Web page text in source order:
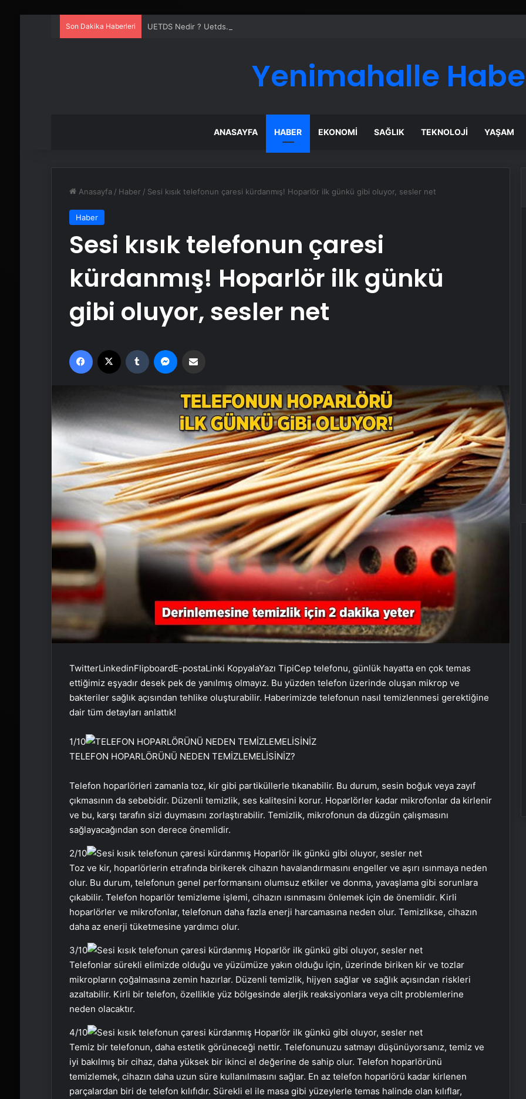
Son Dakika Haberleri UETDS Nedir ? Uetds.com İle Akıllı Dijital Taşımacılık Yazılımı
Yenimahalle
ANASAYFA HABER EKONOMI SAĞLIK TEKNOLOJI YAŞAM
Anasayfa / Haber / Sesi kısık telefonun çaresi kürdanmış! Hoparlör ilk günkü gibi oluyor, sesler net
Haber
Sesi kısık telefonun çaresi
kürdanmış! Hoparlör ilk günkü
gibi oluyor, sesler net
Facebook Tumblr
TwitterLinkedinFlipboardE-postaLinki KopyalaYazı TipiCep telefonu, günlük hayatta en çok temas
ettiğimiz eşyadır desek pek de yanılmış olmayız. Bu yüzden telefon üzerinde oluşan mikrop ve
bakteriler sağlık açısından tehlike oluşturabilir. Haberimizde telefonun nasıl temizlenmesi gerektiğine
dair tüm detayları anlattık!
1/10
TELEFON HOPARLÖRÜNÜ NEDEN TEMİZLEMELİSİNİZ?
Telefon hoparlörleri zamanla toz, kir gibi partiküllerle tıkanabilir. Bu durum, sesin boğuk veya zayıf
çıkmasının da sebebidir. Düzenli temizlik, ses kalitesini korur. Hoparlörler kadar mikrofonlar da kirlenir
ve bu, karşı tarafın sizi duymasını zorlaştırabilir. Temizlik, mikrofonun da düzgün çalışmasını
sağlayacağından son derece önemlidir.
2/10
Toz ve kir, hoparlörlerin etrafında birikerek cihazın havalandırmasını engeller ve aşırı ısınmaya neden
olur. Bu durum, telefonun genel performansını olumsuz etkiler ve donma, yavaşlama gibi sorunlara
çıkabilir. Telefon hoparlör temizleme işlemi, cihazın ısınmasını önlemek için de önemlidir. Kirli
hoparlörler ve mikrofonlar, telefonun daha fazla enerji harcamasına neden olur. Temizlikse, cihazın
daha az enerji tüketmesine yardımcı olur.
3/10
Telefonlar sürekli elimizde olduğu ve yüzümüze yakın olduğu için, üzerinde biriken kir ve tozlar
mikropların çoğalmasına zemin hazırlar. Düzenli temizlik, hijyen sağlar ve sağlık açısından riskleri
azaltabilir. Kirli bir telefon, özellikle yüz bölgesinde alerjik reaksiyonlara veya cilt problemlerine
neden olacaktır.
4/10
Temiz bir telefonun, daha estetik görüneceği nettir. Telefonunuzu satmayı düşünüyorsanız, temiz ve
iyi bakılmış bir cihaz, daha yüksek bir ikinci el değerine de sahip olur. Telefon hoparlörünü
temizlemek, cihazın daha uzun süre kullanılmasını sağlar. En az telefon hoparlörü kadar kirlenen
parçalardan biri de telefon kılıfıdır. Sürekli el ile masa gibi yüzeylerle temas halinde olan kılıflar,